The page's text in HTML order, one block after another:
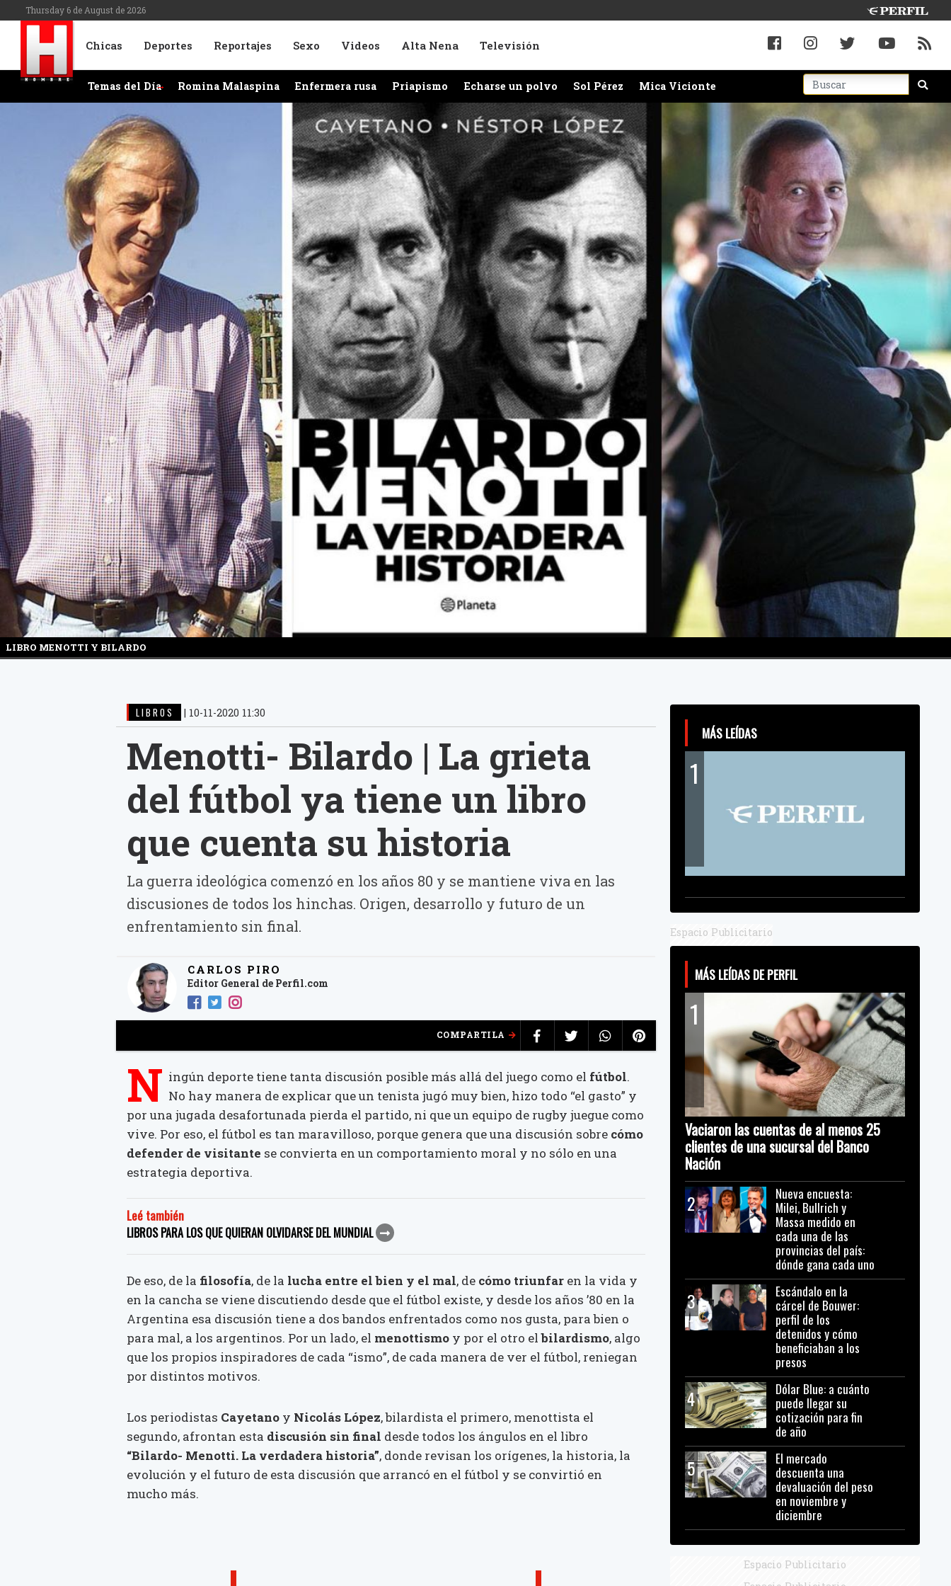
Thursday 6 de August de 2026
Chicas Deportes Reportajes Sexo Videos Alta Nena Televisión
Temas del Día Romina Malaspina Enfermera rusa Priapismo Echarse un polvo Sol Pérez Mica Vicionte
LIBRO MENOTTI Y BILARDO
LIBROS | 10-11-2020 11:30
Menotti- Bilardo | La grieta
del fútbol ya tiene un libro
que cuenta su historia
La guerra ideológica comenzó en los años 80 y se mantiene viva en las
discusiones de todos los hinchas. Origen, desarrollo y futuro de un
enfrentamiento sin final.
CARLOS PIRO
Editor General de Perfil.com
COMPARTILA
N ingún deporte tiene tanta discusión posible más allá del juego como el fútbol.
No hay manera de explicar que un tenista jugó muy bien, hizo todo “el gasto” y
por una jugada desafortunada pierda el partido, ni que un equipo de rugby juegue como
vive. Por eso, el fútbol es tan maravilloso, porque genera que una discusión sobre cómo
defender de visitante se convierta en un comportamiento moral y no sólo en una
estrategia deportiva.
Leé también
LIBROS PARA LOS QUE QUIERAN OLVIDARSE DEL MUNDIAL
De eso, de la filosofía, de la lucha entre el bien y el mal, de cómo triunfar en la vida y
en la cancha se viene discutiendo desde que el fútbol existe, y desde los años ’80 en la
Argentina esa discusión tiene a dos bandos enfrentados como nos gusta, para bien o
para mal, a los argentinos. Por un lado, el menottismo y por el otro elbilardismo, algo
que los propios inspiradores de cada “ismo”, de cada manera de ver el fútbol, reniegan
por distintos motivos.
Los periodistas Cayetano y Nicolás López, bilardista el primero, menottista el
segundo, afrontan esta discusión sin final desde todos los ángulos en el libro
“Bilardo- Menotti. La verdadera historia”, donde revisan los orígenes, la historia, la
evolución y el futuro de esta discusión que arrancó en el fútbol y se convirtió en
mucho más.
MÁS LEÍDAS
1
Espacio Publicitario
MÁS LEÍDAS DE PERFIL
1
Vaciaron las cuentas de al menos 25
clientes de una sucursal del Banco
Nación
2
Nueva encuesta:
Milei, Bullrich y
Massa medido en
cada una de las
provincias del país:
dónde gana cada uno
3
Escándalo en la
cárcel de Bouwer:
perfil de los
detenidos y cómo
beneficiaban a los
presos
4
Dólar Blue: a cuánto
puede llegar su
cotización para fin
de año
5
El mercado
descuenta una
devaluación del peso
en noviembre y
diciembre
Espacio Publicitario